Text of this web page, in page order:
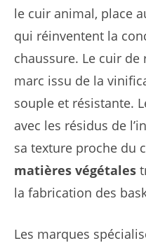
le cuir animal, place
qui réinventent la
chaussure. Le cuir
marc issu de la
souple et résistante.
avec les résidus de
sa texture proche du
matières végétales
la fabrication des
Les marques